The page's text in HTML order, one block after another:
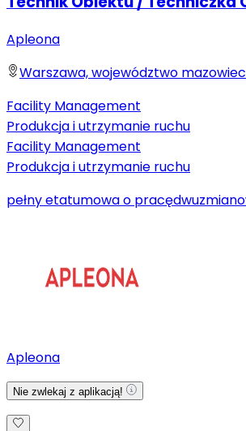
Apleona
Warszawa, województwo
Facility Management
Produkcja i utrzymanie ruchu
Facility Management
Produkcja i utrzymanie ruchu
pełny etatumowa o pracę
Apleona
Nie zwlekaj z aplikacją!